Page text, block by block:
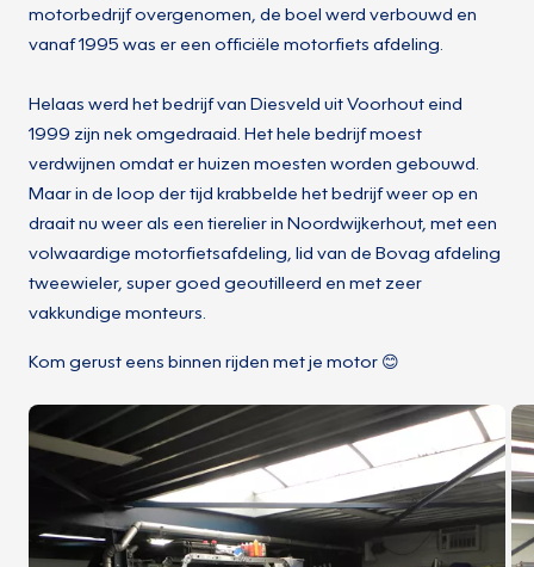
motorbedrijf overgenomen, de boel werd verbouwd en
vanaf 1995 was er een officiële motorfiets afdeling.
Helaas werd het bedrijf van Diesveld uit Voorhout eind
1999 zijn nek omgedraaid. Het hele bedrijf moest
verdwijnen omdat er huizen moesten worden gebouwd.
Maar in de loop der tijd krabbelde het bedrijf weer op en
draait nu weer als een tierelier in Noordwijkerhout, met een
volwaardige motorfietsafdeling, lid van de Bovag afdeling
tweewieler, super goed geoutilleerd en met zeer
vakkundige monteurs.
Kom gerust eens binnen rijden met je motor 😊